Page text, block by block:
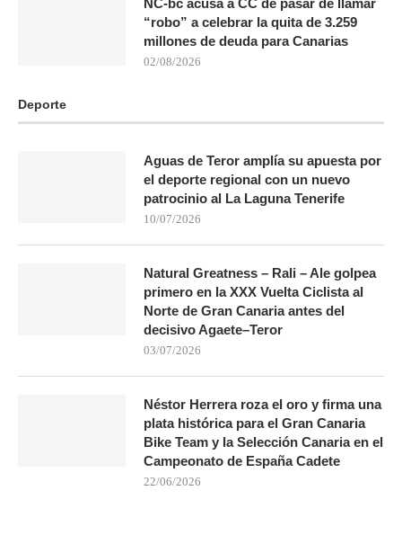
“robo” a celebrar la quita de 3.259
millones de deuda para Canarias
02/08/2026
Deporte
Aguas de Teror amplía su apuesta por
el deporte regional con un nuevo
patrocinio al La Laguna Tenerife
10/07/2026
Natural Greatness – Rali – Ale golpea
primero en la XXX Vuelta Ciclista al
Norte de Gran Canaria antes del
decisivo Agaete–Teror
03/07/2026
Néstor Herrera roza el oro y firma una
plata histórica para el Gran Canaria
Bike Team y la Selección Canaria en el
Campeonato de España Cadete
22/06/2026